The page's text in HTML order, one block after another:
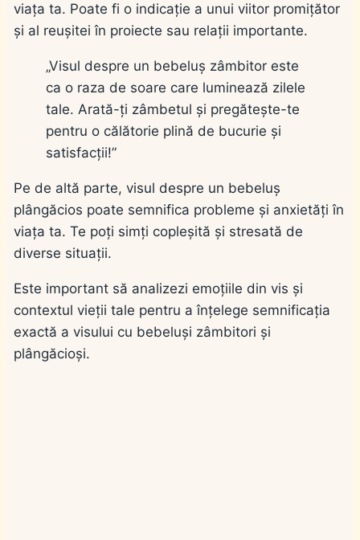
viața ta. Poate fi o indicație a unui viitor promițător
și al reușitei în proiecte sau relații importante.
„Visul despre un bebeluș zâmbitor este
ca o raza de soare care luminează zilele
tale. Arată-ți zâmbetul și pregătește-te
pentru o călătorie plină de bucurie și
satisfacții!”
Pe de altă parte, visul despre un bebeluș
plângăcios poate semnifica probleme și anxietăți în
viața ta. Te poți simți copleșită și stresată de
diverse situații.
Este important să analizezi emoțiile din vis și
contextul vieții tale pentru a înțelege semnificația
exactă a visului cu bebeluși zâmbitori și
plângăcioși.